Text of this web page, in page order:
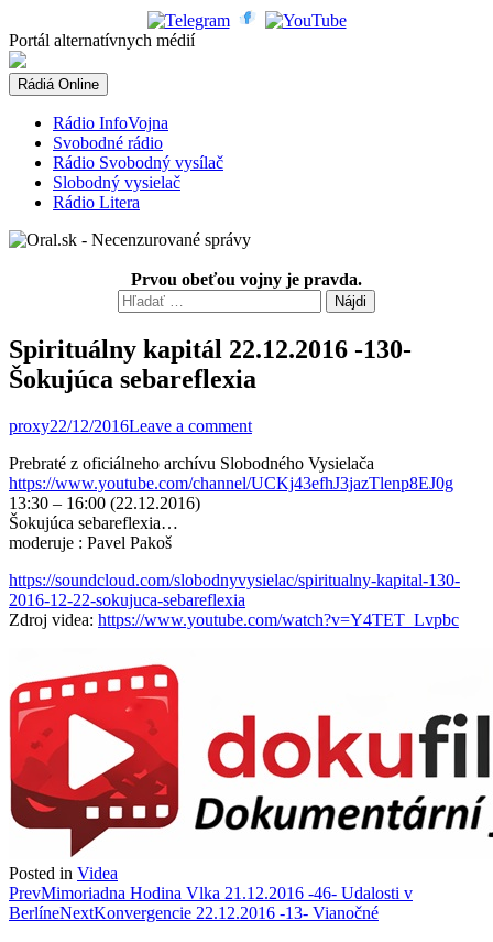
to
content
Portál alternatívnych médií
Rádiá Online
Rádio InfoVojna
Svobodné rádio
Rádio Svobodný vysílač
Slobodný vysielač
Rádio Litera
Prvou obeťou vojny je pravda.
Hľadať:
Spirituálny kapitál 22.12.2016 -130-
Šokujúca sebareflexia
proxy22/12/2016Leave a comment
Prebraté z oficiálneho archívu Slobodného Vysielača
https://www.youtube.com/channel/UCKj43efhJ3jazTlenp8EJ0g
13:30 – 16:00 (22.12.2016)
Šokujúca sebareflexia…
moderuje : Pavel Pakoš
https://soundcloud.com/slobodnyvysielac/spiritualny-kapital-130-
2016-12-22-sokujuca-sebareflexia
Zdroj videa: https://www.youtube.com/watch?v=Y4TET_Lvpbc
Posted in Videa
Post
navigation
PrevMimoriadna Hodina Vlka 21.12.2016 -46- Udalosti v
BerlíneNextKonvergencie 22.12.2016 -13- Vianočné